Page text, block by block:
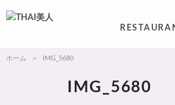
ホーム IMG_5680
IMG_5680